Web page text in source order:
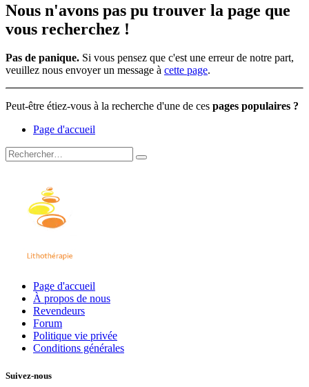
Nous n'avons pas pu trouver la page que
vous recherchez !
Pas de panique. Si vous pensez que c'est une erreur de notre part,
veuillez nous envoyer un message à cette page.
Peut-être étiez-vous à la recherche d'une de ces pages populaires ?
Page d'accueil
Page d'accueil
À propos de nous
Revendeurs
Forum
Politique vie privée
Conditions générales
Suivez-nous